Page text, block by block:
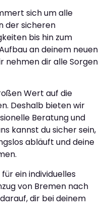
sich um alle
der sicheren
bis hin zum
an deinem neuen
nehmen dir alle Sorgen
Wert auf die
Deshalb bieten wir
Beratung und
kannst du sicher sein,
abläuft und deine
ein individuelles
von Bremen nach
dir bei deinem